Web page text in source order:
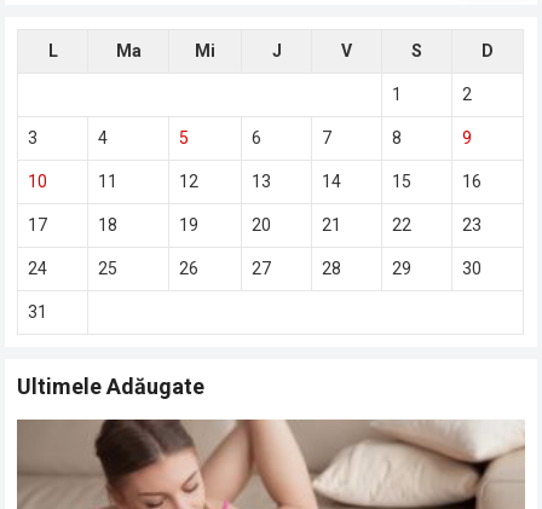
L Ma Mi J V S D
1 2
3 4 5 6 7 8 9
10 11 12 13 14 15 16
17 18 19 20 21 22 23
24 25 26 27 28 29 30
31
Ultimele Adăugate